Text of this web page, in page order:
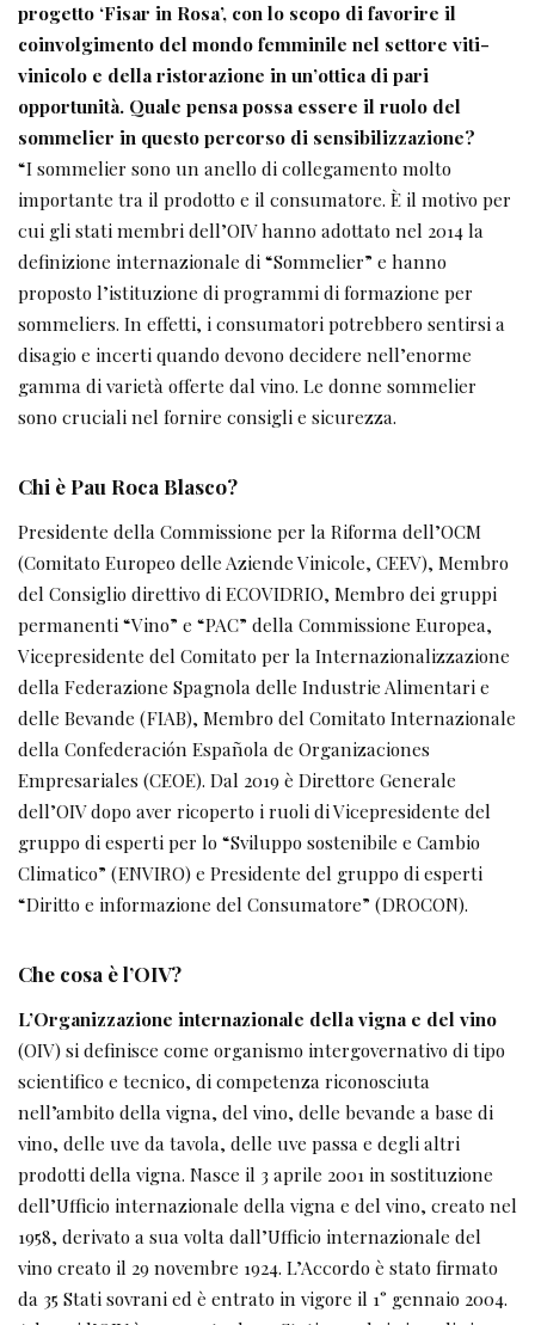
progetto ‘Fisar in Rosa’, con lo scopo di favorire il
coinvolgimento del mondo femminile nel settore viti-
vinicolo e della ristorazione in un’ottica di pari
opportunità. Quale pensa possa essere il ruolo del
sommelier in questo percorso di sensibilizzazione?
“I sommelier sono un anello di collegamento molto
importante tra il prodotto e il consumatore. È il motivo per
cui gli stati membri dell’OIV hanno adottato nel 2014 la
definizione internazionale di “Sommelier” e hanno
proposto l’istituzione di programmi di formazione per
sommeliers. In effetti, i consumatori potrebbero sentirsi a
disagio e incerti quando devono decidere nell’enorme
gamma di varietà offerte dal vino. Le donne sommelier
sono cruciali nel fornire consigli e sicurezza.
Chi è Pau Roca Blasco?
Presidente della Commissione per la Riforma dell’OCM
(Comitato Europeo delle Aziende Vinicole, CEEV), Membro
del Consiglio direttivo di ECOVIDRIO, Membro dei gruppi
permanenti “Vino” e “PAC” della Commissione Europea,
Vicepresidente del Comitato per la Internazionalizzazione
della Federazione Spagnola delle Industrie Alimentari e
delle Bevande (FIAB), Membro del Comitato Internazionale
della Confederación Española de Organizaciones
Empresariales (CEOE). Dal 2019 è Direttore Generale
dell’OIV dopo aver ricoperto i ruoli di Vicepresidente del
gruppo di esperti per lo “Sviluppo sostenibile e Cambio
Climatico” (ENVIRO) e Presidente del gruppo di esperti
“Diritto e informazione del Consumatore” (DROCON).
Che cosa è l’OIV?
L’Organizzazione internazionale della vigna e del vino
(OIV) si definisce come organismo intergovernativo di tipo
scientifico e tecnico, di competenza riconosciuta
nell’ambito della vigna, del vino, delle bevande a base di
vino, delle uve da tavola, delle uve passa e degli altri
prodotti della vigna. Nasce il 3 aprile 2001 in sostituzione
dell’Ufficio internazionale della vigna e del vino, creato nel
1958, derivato a sua volta dall’Ufficio internazionale del
vino creato il 29 novembre 1924. L’Accordo è stato firmato
da 35 Stati sovrani ed è entrato in vigore il 1° gennaio 2004.